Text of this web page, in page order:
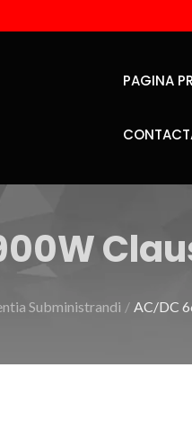
PAGINA
Subministrandi / AC/DC